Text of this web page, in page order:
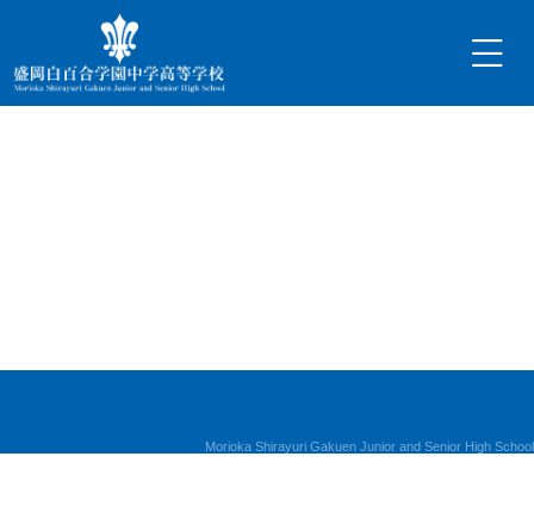
ス
キ
Morioka Shirayuri Gakuen Junior and Senior High School